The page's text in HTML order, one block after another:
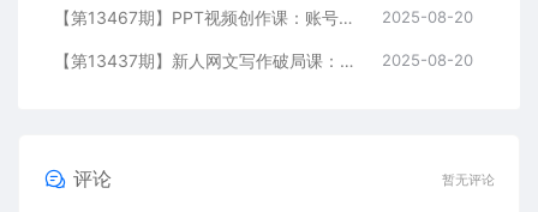
【第13467期】PPT视频创作课：账号运营/爆款选题/AI写稿，0基础掌握自媒体全流程方法论 2025-08-20
【第13437期】新人网文写作破局课：快速掌握可复制的网文创作方法论，实现写作创收 2025-08-20
评论 暂无评论